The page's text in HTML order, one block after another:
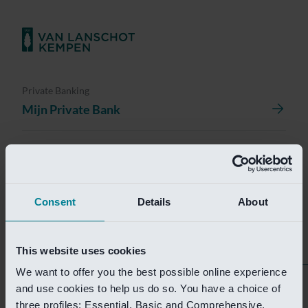
Consent Details About
This website uses cookies
We want to offer you the best possible online experience
and use cookies to help us do so. You have a choice of
three profiles: Essential, Basic and Comprehensive.
Private Banking
Mijn Private Bank
Investment Banking
Van Lanschot Kempen Research
Helaas is deze pagina